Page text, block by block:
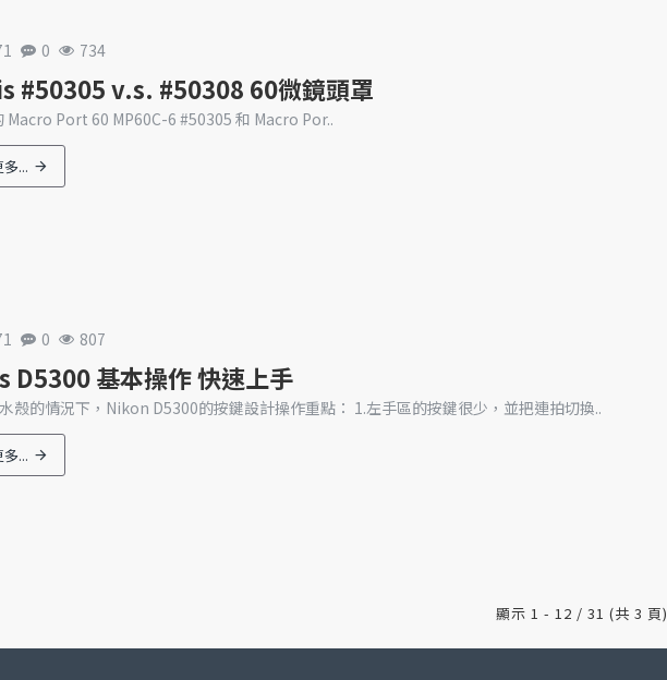
0 734
#50305 v.s. #50308 60微鏡頭罩
Macro Port 60 MP60C-6 #50305 和 Macro Por..
...
0 807
D5300 基本操作 快速上手
殼的情況下，Nikon D5300的按鍵設計操作重點： 1.左手區的按鍵很少，並把連拍切換..
...
顯示 1 - 12 / 31 (共 3 頁)